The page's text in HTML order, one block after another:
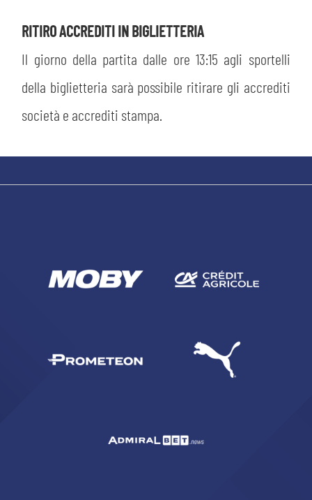
RITIRO ACCREDITI IN BIGLIETTERIA
Il giorno della partita dalle ore 13:15 agli sportelli
della biglietteria sarà possibile ritirare gli accrediti
società e accrediti stampa.
ACCETTA E SALVA